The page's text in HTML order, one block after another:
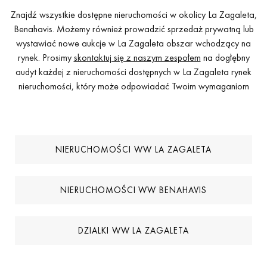
Znajdź wszystkie dostępne nieruchomości w okolicy La Zagaleta,
Benahavis. Możemy również prowadzić sprzedaż prywatną lub
wystawiać nowe aukcje w La Zagaleta obszar wchodzący na
rynek. Prosimyskontaktuj się z naszym zespołem na dogłębny
audyt każdej z nieruchomości dostępnych w La Zagaleta rynek
nieruchomości, który może odpowiadać Twoim wymaganiom
NIERUCHOMOŚCI WW LA ZAGALETA
NIERUCHOMOŚCI WW BENAHAVIS
DZIALKI WW LA ZAGALETA